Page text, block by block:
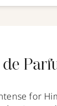
de
for